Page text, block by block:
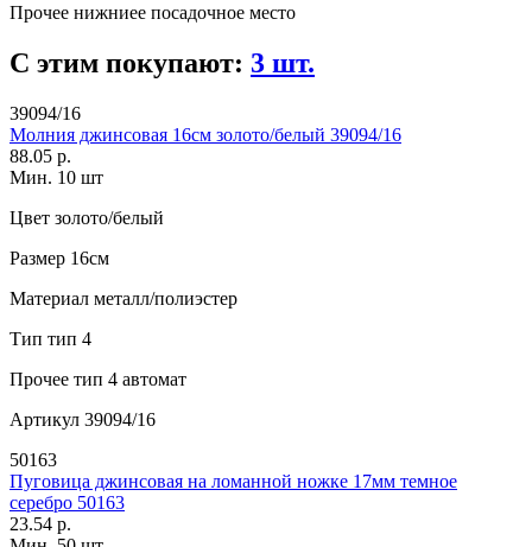
Прочее нижниее посадочное место
С этим покупают: 3 шт.
39094/16
Молния джинсовая 16см золото/белый 39094/16
88.05 р.
Мин. 10 шт
Цвет золото/белый
Размер 16см
Материал металл/полиэстер
Тип тип 4
Прочее тип 4 автомат
Артикул 39094/16
50163
Пуговица джинсовая на ломанной ножке 17мм темное
серебро 50163
23.54 р.